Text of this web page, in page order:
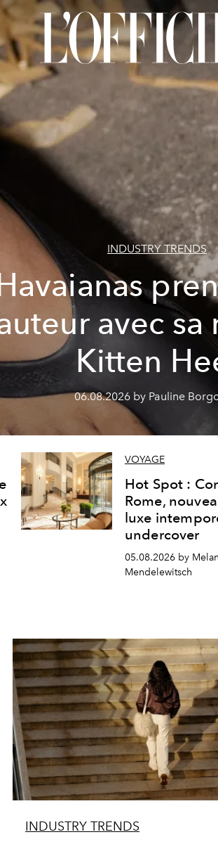
INDUSTRY TRENDS
avec sa
Kitten
06.08.2026 by Pauline
VOYAGE
Hot Spot :
Rome,
luxe
undercover
05.08.2026 by
Mendelewitsch
INDUSTRY TRENDS